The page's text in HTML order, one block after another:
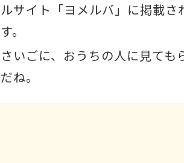
ルサイト「ヨメルバ」に掲載さ
す。
さいごに、おうちの人に見ても
だね。